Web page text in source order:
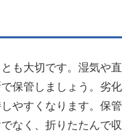
も大切です。湿気や直
保管しましょう。劣化
やすくなります。保管
なく、折りたたんで収